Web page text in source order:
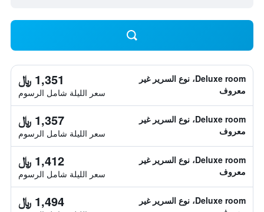
Deluxe room، نوع السرير غير
معروف
1,351 ﷼
سعر الليلة شامل الرسوم
Deluxe room، نوع السرير غير
معروف
1,357 ﷼
سعر الليلة شامل الرسوم
Deluxe room، نوع السرير غير
معروف
1,412 ﷼
سعر الليلة شامل الرسوم
Deluxe room، نوع السرير غير
1,494 ﷼